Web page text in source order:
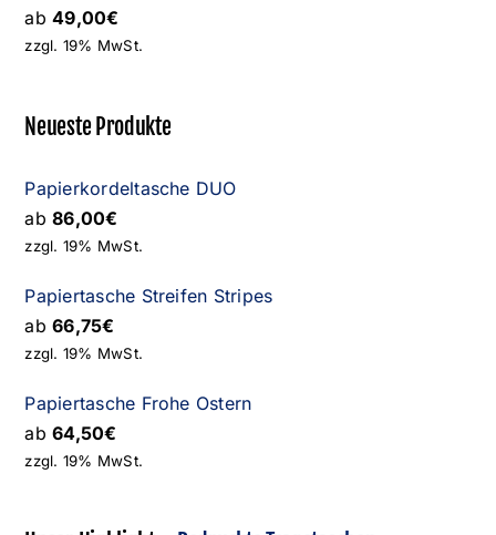
ab49,00€
zzgl. 19% MwSt.
Neueste Produkte
Papierkordeltasche DUO
ab86,00€
zzgl. 19% MwSt.
Papiertasche Streifen Stripes
ab66,75€
zzgl. 19% MwSt.
Papiertasche Frohe Ostern
ab64,50€
zzgl. 19% MwSt.